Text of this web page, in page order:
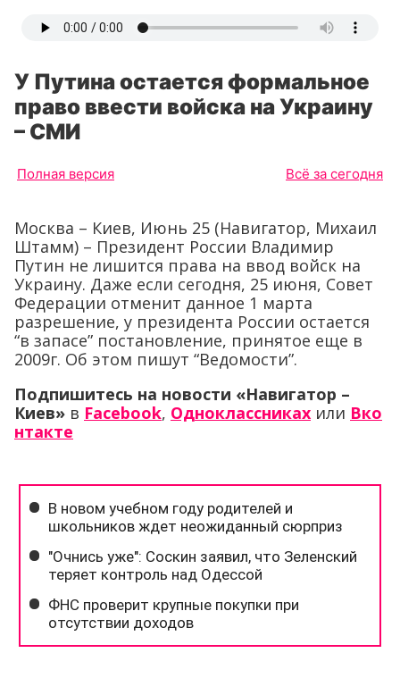
У Путина остается формальное
право ввести войска на Украину
– СМИ
Полная версия Всё за сегодня
Москва – Киев, Июнь 25 (Навигатор, Михаил
Штамм) – Президент России Владимир
Путин не лишится права на ввод войск на
Украину. Даже если сегодня, 25 июня, Совет
Федерации отменит данное 1 марта
разрешение, у президента России остается
“в запасе” постановление, принятое еще в
2009г. Об этом пишут “Ведомости”.
Подпишитесь на новости «Навигатор –
Киев» в Facebook, Одноклассниках или Вко
нтакте